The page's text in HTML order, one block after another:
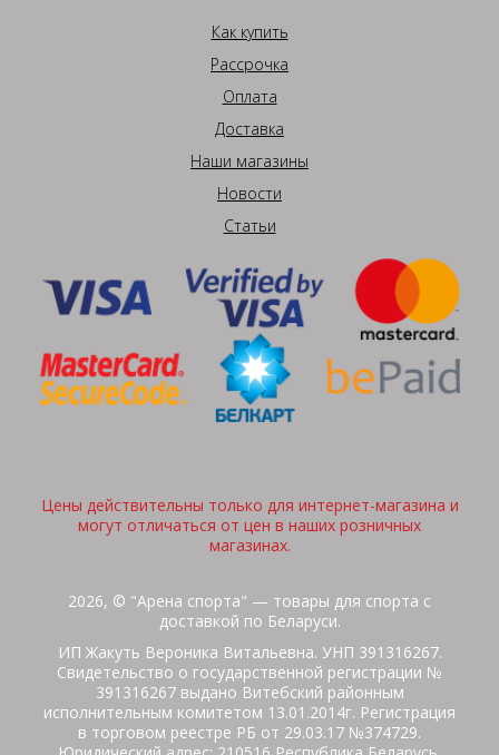
Как купить
Рассрочка
Оплата
Доставка
Наши магазины
Новости
Статьи
Цены действительны только для интернет-магазина и
могут отличаться от цен в наших розничных
магазинах.
2026, © "Арена спорта" — товары для спорта с
доставкой по Беларуси.
ИП Жакуть Вероника Витальевна. УНП 391316267.
Свидетельство о государственной регистрации №
391316267 выдано Витебский районным
исполнительным комитетом 13.01.2014г. Регистрация
в торговом реестре РБ от 29.03.17 №374729.